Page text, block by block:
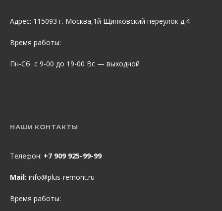
Адрес: 115093 г. Москва,1й Щипковский переулок д.4
Время работы:
Пн-Сб с 9-00 до 19-00 Вс — выходной
НАШИ КОНТАКТЫ
Телефон: +7 909 925-99-99
Mail: info@plus-remont.ru
Время работы: